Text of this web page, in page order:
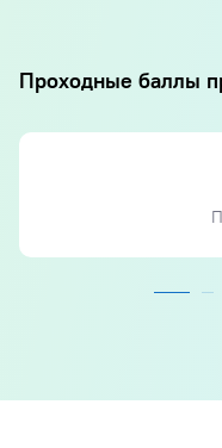
Проходные баллы